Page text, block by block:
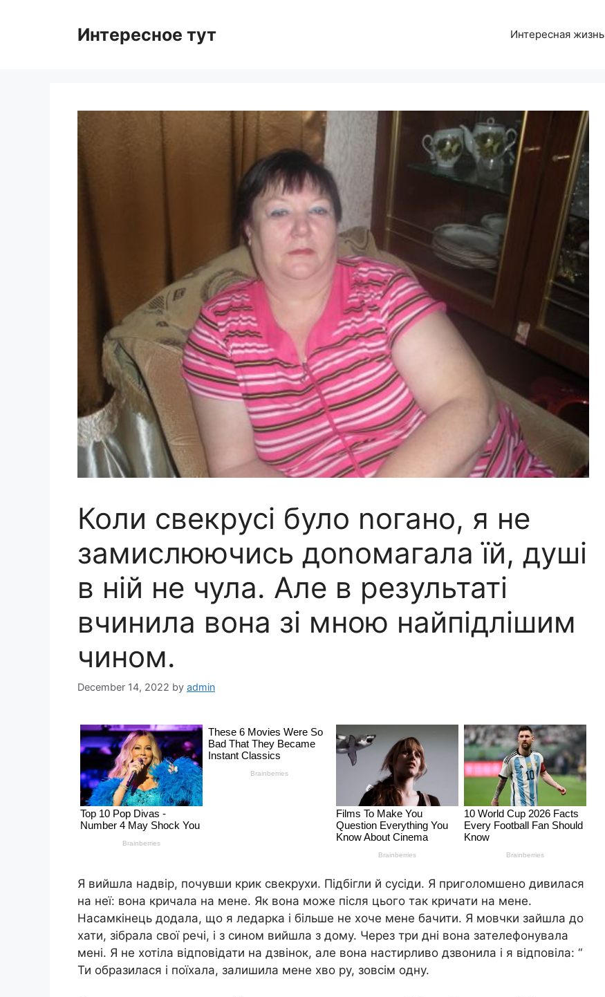
Интересное тут Интересная жизнь
Коли свекрусі було nогано, я не
замислюючись доnомагала їй, душі
в ній не чула. Але в результаті
вчинила вона зі мною найпідлішим
чином.
December 14, 2022 by admin
Я вийшла надвір, почувши крик свекрухи. Підбігли й сусіди. Я приголомшено дивилася
на неї: вона кричала на мене. Як вона може після цього так кричати на мене.
Насамкінець додала, що я ледарка і більше не хоче мене бачити. Я мовчки зайшла до
хати, зібрала свої речі, і з сином вийшла з дому. Через три дні вона зателефонувала
мені. Я не хотіла відповідати на дзвінок, але вона настирливо дзвонила і я відповіла: “
Ти образилася і поїхала, залишила мене хво ру, зовсім одну.